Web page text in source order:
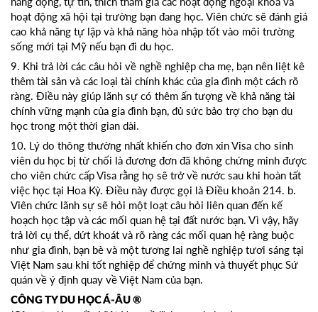
hoạt động xã hội tại trường bạn đang học. Viên chức sẽ đánh giá
cao khả năng tự lập và khả năng hòa nhập tốt vào môi trường
sống mới tại Mỹ nếu bạn đi du học.
9. Khi trả lời các câu hỏi về nghề nghiệp cha mẹ, bạn nên liệt kê
thêm tài sản và các loại tài chính khác của gia đình một cách rõ
ràng. Điều này giúp lãnh sự có thêm ấn tượng về khả năng tài
chính vững mạnh của gia đình bạn, đủ sức bảo trợ cho bạn du
học trong một thời gian dài.
10. Lý do thông thường nhất khiến cho đơn xin Visa cho sinh
viên du học bị từ chối là đương đơn đã không chứng minh được
cho viên chức cấp Visa rằng họ sẽ trở về nước sau khi hoàn tất
việc học tại Hoa Kỳ. Điều này được gọi là Điều khoản 214. b.
Viên chức lãnh sự sẽ hỏi một loạt câu hỏi liên quan đến kế
hoạch học tập và các mối quan hệ tại đất nước bạn. Vì vậy, hãy
trả lời cụ thể, dứt khoát và rõ ràng các mối quan hệ ràng buộc
như gia đình, bạn bè và một tương lai nghề nghiệp tươi sáng tại
Việt Nam sau khi tốt nghiệp để chứng minh và thuyết phục Sứ
quán về ý định quay về Việt Nam của bạn.
CÔNG TY DU HỌC Á-ÂU ®